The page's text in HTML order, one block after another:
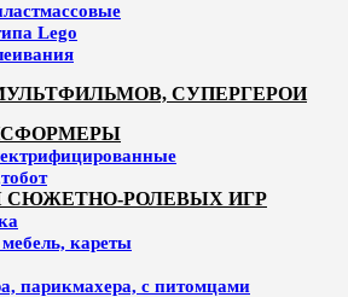
Lego
СУПЕРГЕРОИ
СЮЖЕТНО-РОЛЕВЫХ ИГР
кареты
парикмахера, с питомцами